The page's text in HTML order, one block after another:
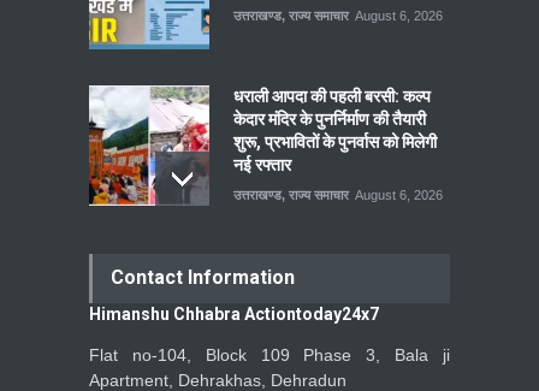
उत्तराखण्ड, राज्य समाचार August 6, 2026
धराली आपदा की पहली बरसी: कल्प
केदार मंदिर के पुनर्निर्माण की तैयारी
शुरू, प्रभावितों के पुनर्वास को मिलेगी
नई रफ्तार
उत्तराखण्ड, राज्य समाचार August 6, 2026
Contact Information
Himanshu Chhabra Actiontoday24x7
Flat no-104, Block 109 Phase 3, Bala ji
Apartment, Dehrakhas, Dehradun